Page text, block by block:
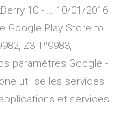
10 - … 10/01/2016 ·
Google Play Store to
Z3, P'9983,
paramètres Google -
utilise les services
et services